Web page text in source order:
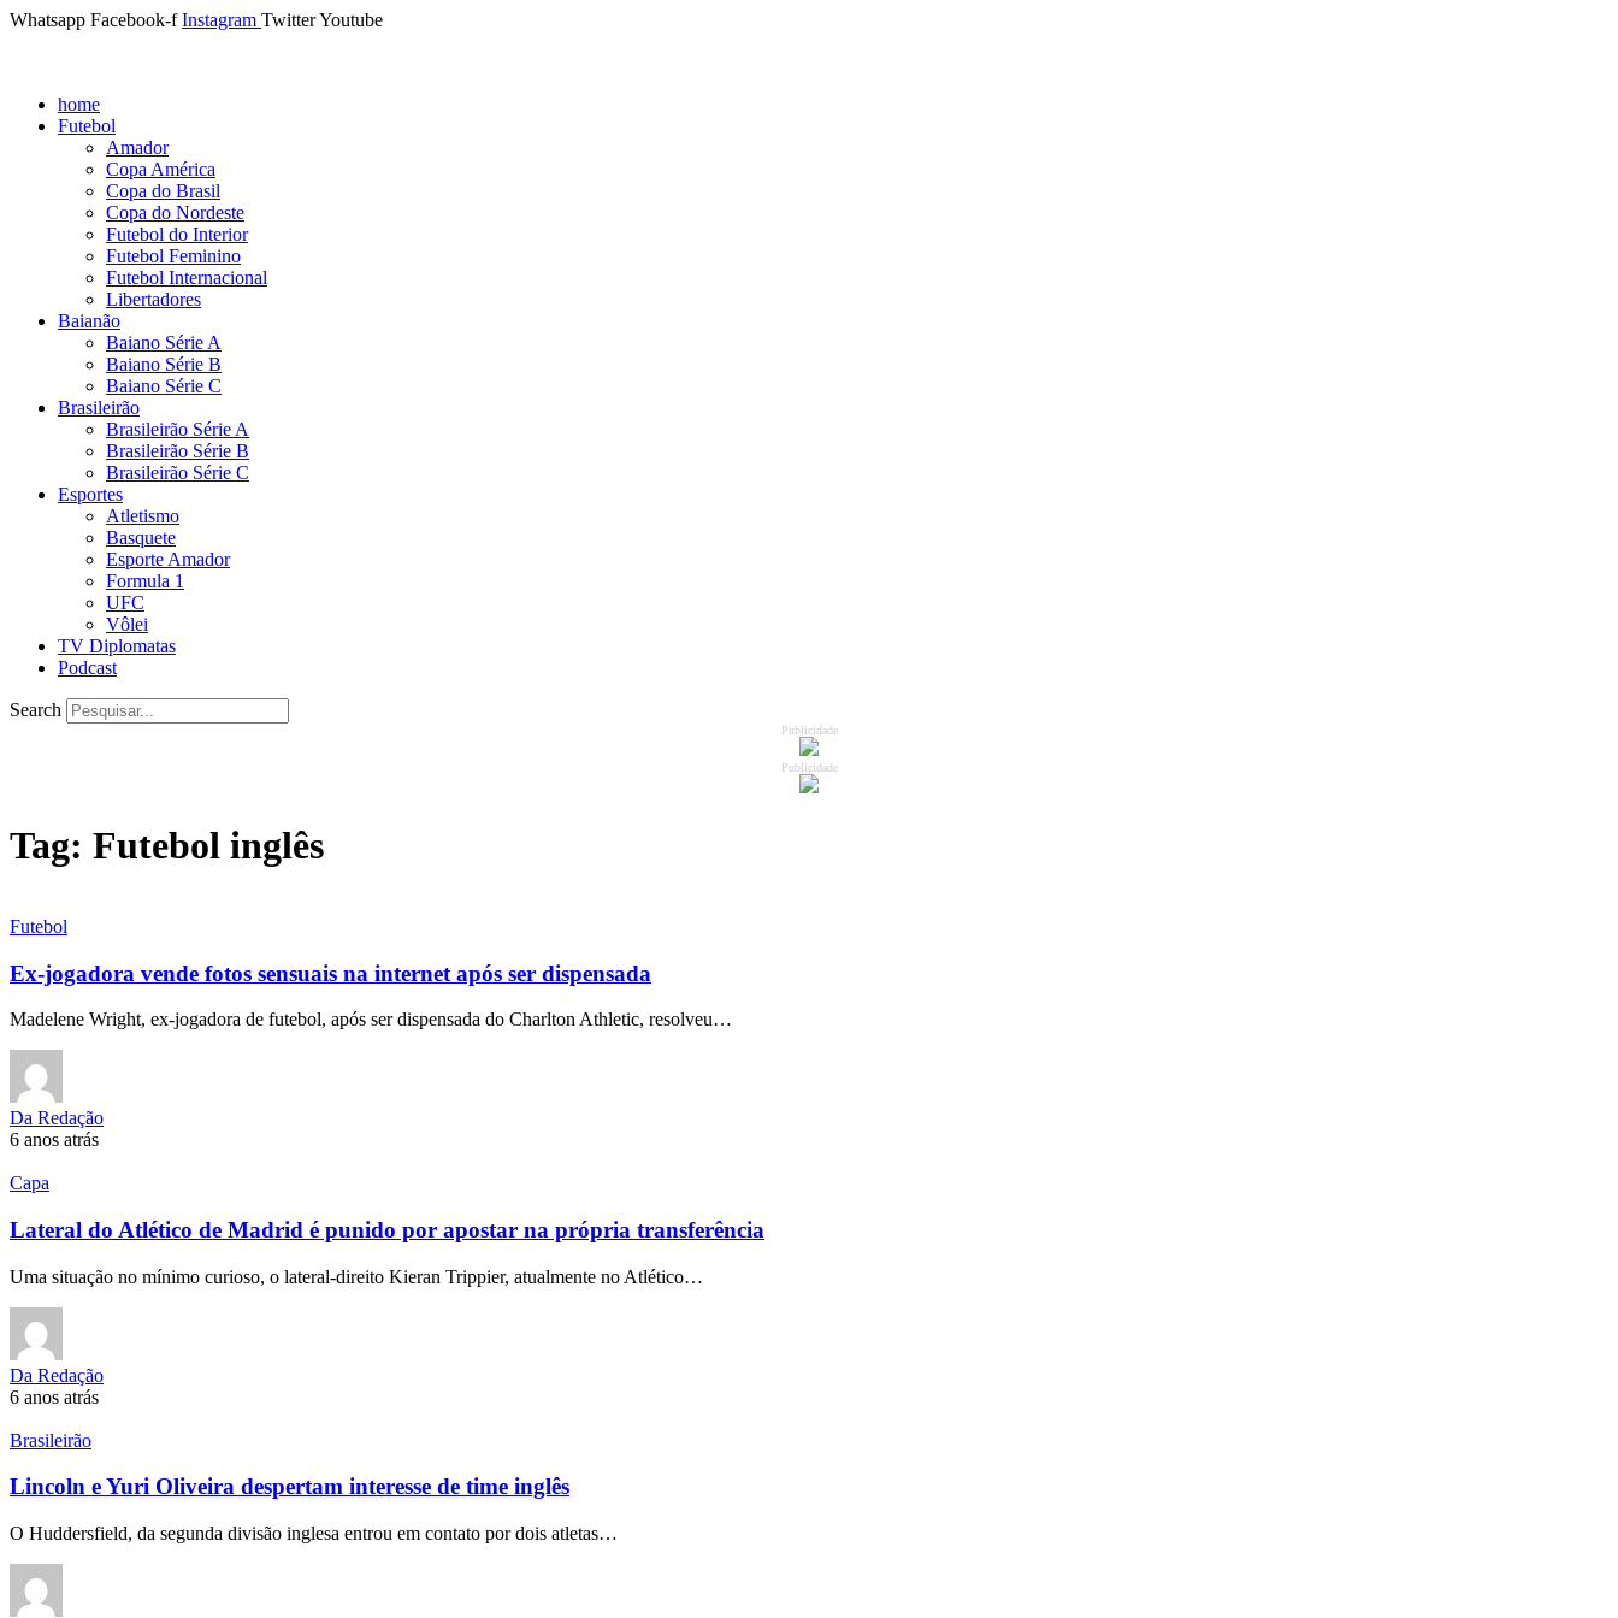
Whatsapp Facebook-f Instagram TwitterYoutube
home
Futebol
Amador
Copa América
Copa do Brasil
Copa do Nordeste
Futebol do Interior
Futebol Feminino
Futebol Internacional
Libertadores
Baianão
Baiano Série A
Baiano Série B
Baiano Série C
Brasileirão
Brasileirão Série A
Brasileirão Série B
Brasileirão Série C
Esportes
Atletismo
Basquete
Esporte Amador
Formula 1
UFC
Vôlei
TV Diplomatas
Podcast
Search
Publicidade
Publicidade
Tag: Futebol inglês
Futebol
Ex-jogadora vende fotos sensuais na internet após ser dispensada
Madelene Wright, ex-jogadora de futebol, após ser dispensada do Charlton Athletic, resolveu…
Da Redação
6 anos atrás
Capa
Lateral do Atlético de Madrid é punido por apostar na própria transferência
Uma situação no mínimo curioso, o lateral-direito Kieran Trippier, atualmente no Atlético…
Da Redação
6 anos atrás
Brasileirão
Lincoln e Yuri Oliveira despertam interesse de time inglês
O Huddersfield, da segunda divisão inglesa entrou em contato por dois atletas…